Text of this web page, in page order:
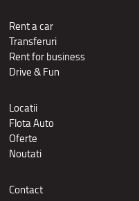
Rent a car
Transferuri
Rent for business
Drive & Fun
Locatii
Flota Auto
Oferte
Noutati
Contact